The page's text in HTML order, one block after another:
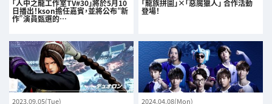
「人中之龍工作室TV#30」將於5月10
日播出！kson擔任嘉賓，並將公布“新
作”演員甄選的…
「龍族拼圖」×「惡魔獵人」 合作活動
登場！
2023.09.05(Tue) 2024.04.08(Mon)